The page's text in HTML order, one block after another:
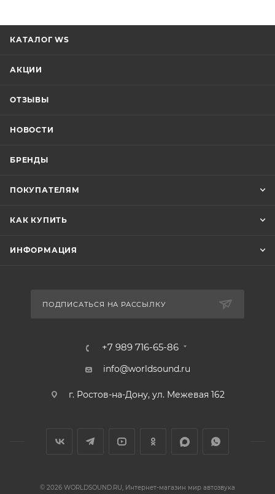
КАТАЛОГ WS
АКЦИИ
ОТЗЫВЫ
НОВОСТИ
БРЕНДЫ
ПОКУПАТЕЛЯМ
КАК КУПИТЬ
ИНФОРМАЦИЯ
ПОДПИСАТЬСЯ НА РАССЫЛКУ
+7 989 716-65-86
info@worldsound.ru
г. Ростов-на-Дону, ул. Межевая 162
© 2026 WORLDSOUND.RU, Интернет-магазин мир автозвука